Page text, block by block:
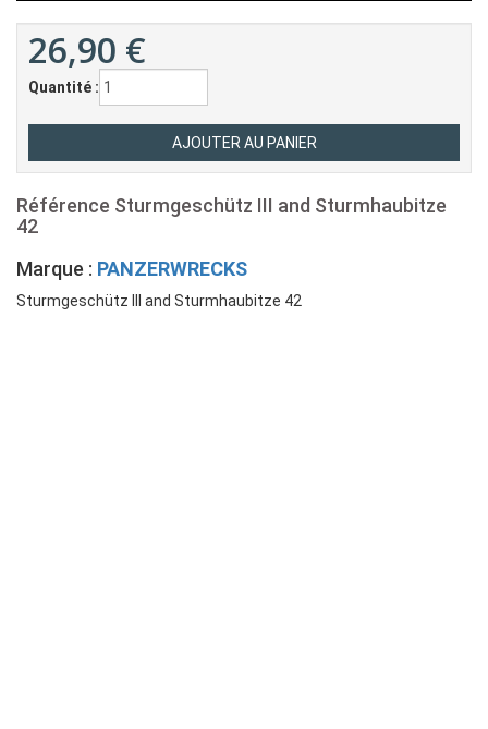
26,90 €
Quantité :
Référence Sturmgeschütz III and Sturmhaubitze
42
Marque : PANZERWRECKS
Sturmgeschütz III and Sturmhaubitze 42